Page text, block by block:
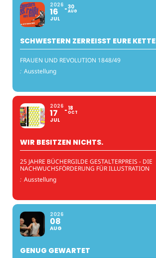
2026
16
JUL
30
AUG
SCHWESTERN ZERREISST EURE KETTEN
FRAUEN UND REVOLUTION 1848/49
: Ausstellung
2026
17
JUL
18
OCT
WIR BESITZEN NICHTS.
25 JAHRE BÜCHERGILDE GESTALTERPREIS - DIE
NACHWUCHSFÖRDERUNG FÜR ILLUSTRATION
: Ausstellung
2026
08
AUG
GENUG GEWARTET